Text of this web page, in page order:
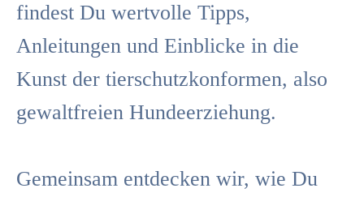
findest Du wertvolle Tipps,
Anleitungen und Einblicke in die
Kunst der tierschutzkonformen, also
gewaltfreien Hundeerziehung.
Gemeinsam entdecken wir, wie Du